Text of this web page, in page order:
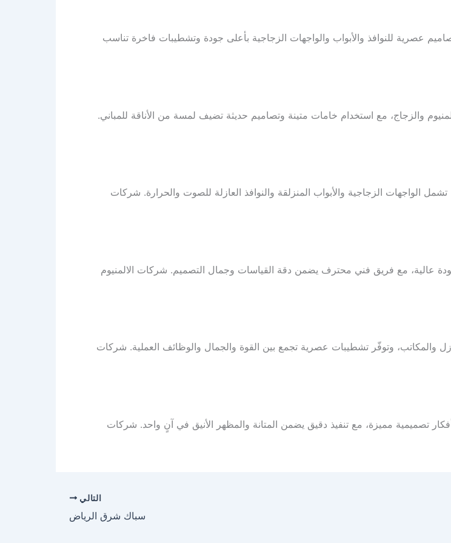
عصرية للنوافذ والأبواب والواجهات الزجاجية بأعلى جودة وتشطيبات فاخرة تناسب
والزجاج، مع استخدام خامات متينة وتصاميم حديثة تضيف لمسة من الأناقة للمباني.
الواجهات الزجاجية والأبواب المنزلقة والنوافذ العازلة للصوت والحرارة. شركات
عالية، مع فريق فني محترف يضمن دقة القياسات وجمال التصميم. شركات الالمنيوم
والمكاتب، وتوفّر تشطيبات عصرية تجمع بين القوة والجمال والوظائف العملية. شركات
تصميمية مميزة، مع تنفيذ دقيق يضمن المتانة والمظهر الأنيق في آنٍ واحد. شركات
التالي
سباك شرق الرياض